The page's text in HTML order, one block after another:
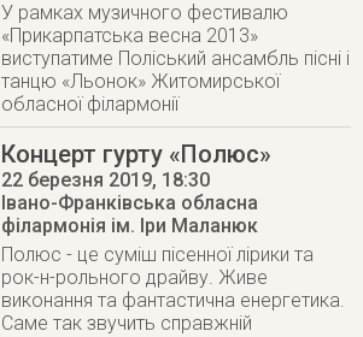
У рамках музичного фестивалю
«Прикарпатська весна 2013»
виступатиме Поліський ансамбль пісні і
танцю «Льонок» Житомирської
обласної філармонії
Концерт гурту «Полюс»
22 березня 2019, 18:30
Івано-Франківська обласна
філармонія ім. Іри Маланюк
Полюс - це суміш пісенної лірики та
рок-н-рольного драйву. Живе
виконання та фантастична енергетика.
Саме так звучить справжній